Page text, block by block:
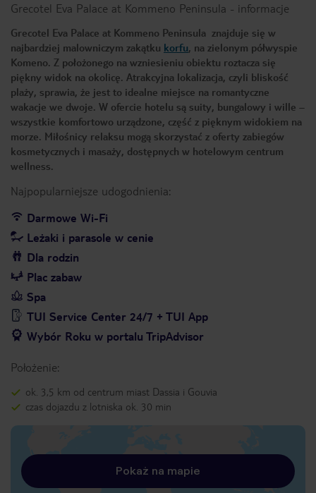
Grecotel Eva Palace at Kommeno Peninsula - informacje
Grecotel Eva Palace at Kommeno Peninsula znajduje się w
najbardziej malowniczym zakątku korfu, na zielonym półwyspie
Komeno. Z położonego na wzniesieniu obiektu roztacza się
piękny widok na okolicę. Atrakcyjna lokalizacja, czyli bliskość
plaży, sprawia, że jest to idealne miejsce na romantyczne
wakacje we dwoje. W ofercie hotelu są suity, bungalowy i wille –
wszystkie komfortowo urządzone, część z pięknym widokiem na
morze. Miłośnicy relaksu mogą skorzystać z oferty zabiegów
kosmetycznych i masaży, dostępnych w hotelowym centrum
wellness.
Najpopularniejsze udogodnienia:
Darmowe Wi-Fi
Leżaki i parasole w cenie
Dla rodzin
Plac zabaw
Spa
TUI Service Center 24/7 + TUI App
Wybór Roku w portalu TripAdvisor
Położenie:
ok. 3,5 km od centrum miast Dassia i Gouvia
czas dojazdu z lotniska ok. 30 min
Pokaż na mapie